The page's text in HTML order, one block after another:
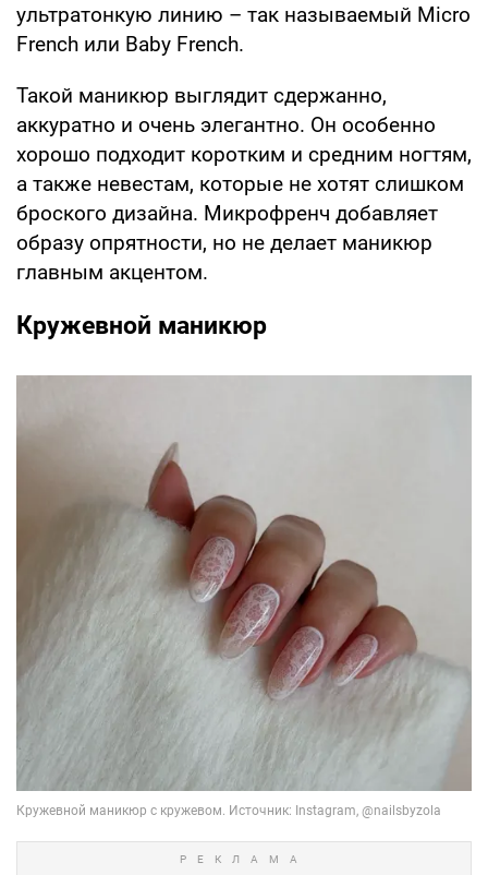
ультратонкую линию – так называемый Micro
French или Baby French.
Такой маникюр выглядит сдержанно,
аккуратно и очень элегантно. Он особенно
хорошо подходит коротким и средним ногтям,
а также невестам, которые не хотят слишком
броского дизайна. Микрофренч добавляет
образу опрятности, но не делает маникюр
главным акцентом.
Кружевной маникюр